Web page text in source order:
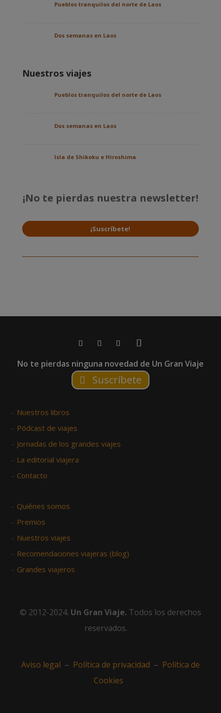
Pueblos tranquilos del norte de Laos
Dos semanas en Laos
Nuestros viajes
Pueblos tranquilos del norte de Laos
Dos semanas en Laos
Isla de Shikoku e Hiroshima
¡No te pierdas nuestra newsletter!
¡Suscríbete!
No te pierdas ninguna novedad de Un Gran Viaje
Suscríbete
– Nuestros libros
– Pódcast de viajes
– Jornadas de los grandes viajes
– La editorial viajera
– Contacto
– Quiénes somos
– Premios
– Nuestros viajes
– Recomendaciones viajeras (blog)
– Grandes viajeros
© 2012-2024. Un Gran Viaje. Todos los derechos
reservados.
Aviso legal – Política de privacidad – Política de
Cookies